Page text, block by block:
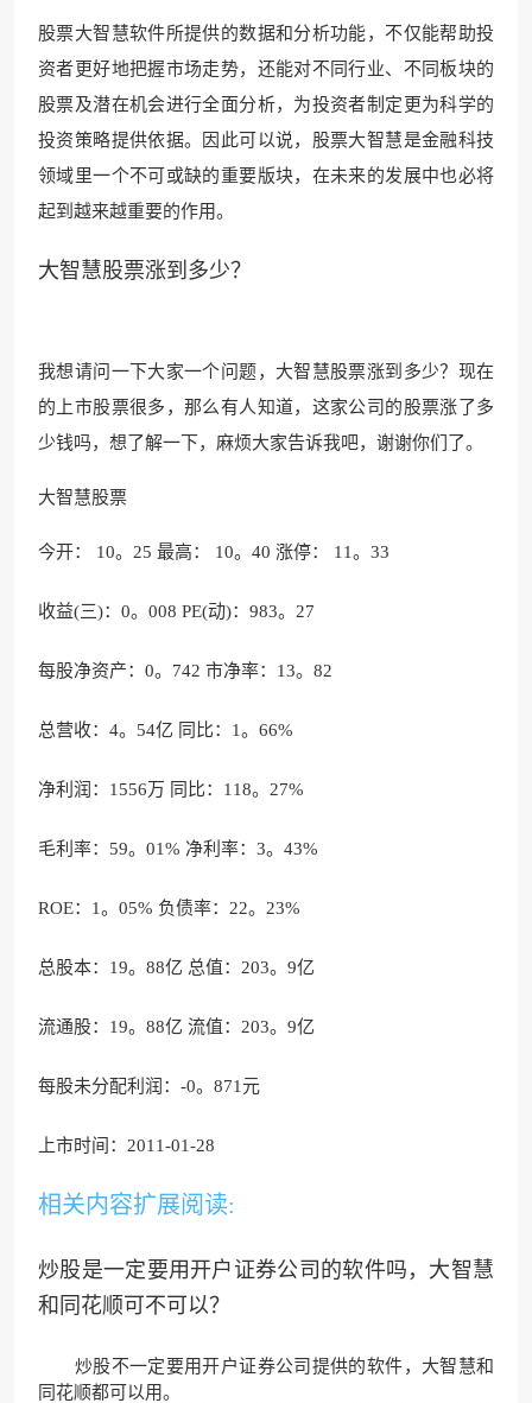
股票大智慧软件所提供的数据和分析功能，不仅能帮助投
资者更好地把握市场走势，还能对不同行业、不同板块的
股票及潜在机会进行全面分析，为投资者制定更为科学的
投资策略提供依据。因此可以说，股票大智慧是金融科技
领域里一个不可或缺的重要版块，在未来的发展中也必将
起到越来越重要的作用。
大智慧股票涨到多少？
我想请问一下大家一个问题，大智慧股票涨到多少？现在
的上市股票很多，那么有人知道，这家公司的股票涨了多
少钱吗，想了解一下，麻烦大家告诉我吧，谢谢你们了。
大智慧股票
今开： 10。25 最高： 10。40 涨停： 11。33
收益(三)：0。008 PE(动)：983。27
每股净资产：0。742 市净率：13。82
总营收：4。54亿 同比：1。66%
净利润：1556万 同比：118。27%
毛利率：59。01% 净利率：3。43%
ROE：1。05% 负债率：22。23%
总股本：19。88亿 总值：203。9亿
流通股：19。88亿 流值：203。9亿
每股未分配利润：-0。871元
上市时间：2011-01-28
相关内容扩展阅读:
炒股是一定要用开户证券公司的软件吗，大智慧
和同花顺可不可以？
炒股不一定要用开户证券公司提供的软件，大智慧和
同花顺都可以用。